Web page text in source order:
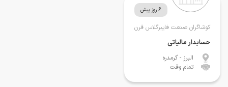
6 روز پیش
کوشاگران صنعت فایبرگلاس قرن
حسابدار مالیاتی
البرز - گرمدره
تمام وقت